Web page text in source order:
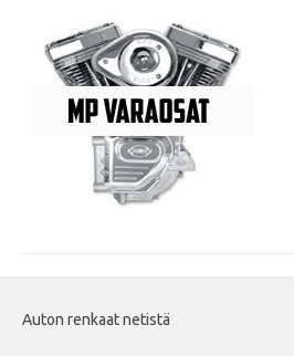
Auton renkaat netistä